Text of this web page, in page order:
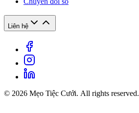
Liên hệ
© 2026 Mẹo Tiệc Cưới. All rights reserved.